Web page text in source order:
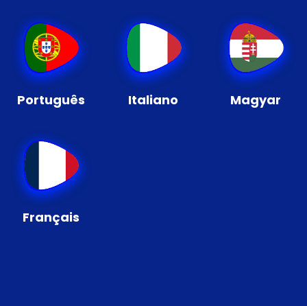
Português Italiano Magyar
Français